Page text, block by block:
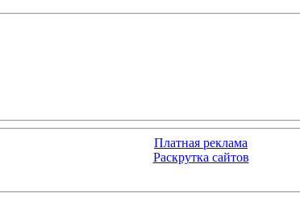
Платная реклама
Раскрутка сайтов